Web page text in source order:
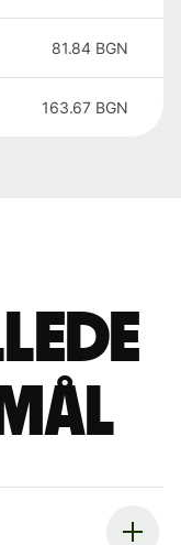
81.84 BGN
163.67 BGN